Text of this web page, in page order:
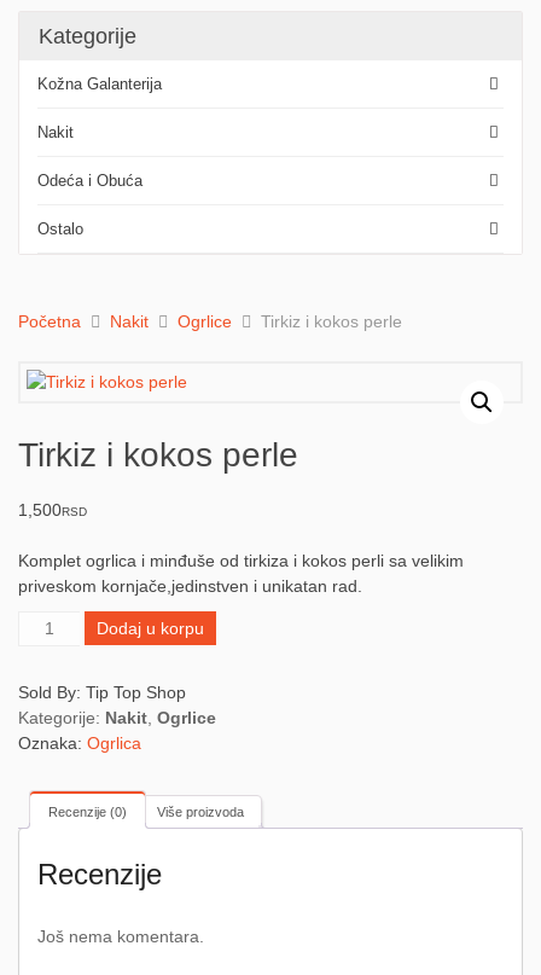
Kategorije
Kožna Galanterija
Nakit
Odeća i Obuća
Ostalo
Početna Nakit Ogrlice Tirkiz i kokos perle
Tirkiz i kokos perle
1,500RSD
Komplet ogrlica i minđuše od tirkiza i kokos perli sa velikim
priveskom kornjače,jedinstven i unikatan rad.
Tirkiz
perle
količina
Dodaj u korpu
Sold By: Tip Top Shop
Kategorije: Nakit, Ogrlice
Oznaka: Ogrlica
Recenzije (0) Više proizvoda
Recenzije
Još nema komentara.